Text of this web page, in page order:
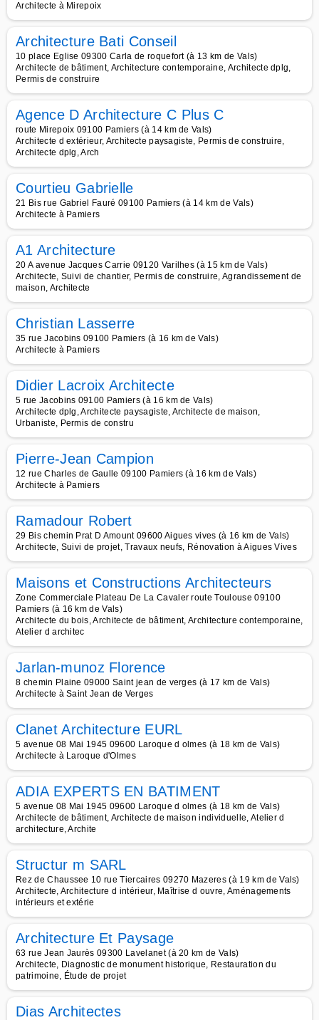
Architecte à Mirepoix
Architecture Bati Conseil
10 place Eglise 09300 Carla de roquefort (à 13 km de Vals)
Architecte de bâtiment, Architecture contemporaine, Architecte dplg,
Permis de construire
Agence D Architecture C Plus C
route Mirepoix 09100 Pamiers (à 14 km de Vals)
Architecte d extérieur, Architecte paysagiste, Permis de construire,
Architecte dplg, Arch
Courtieu Gabrielle
21 Bis rue Gabriel Fauré 09100 Pamiers (à 14 km de Vals)
Architecte à Pamiers
A1 Architecture
20 A avenue Jacques Carrie 09120 Varilhes (à 15 km de Vals)
Architecte, Suivi de chantier, Permis de construire, Agrandissement de
maison, Architecte
Christian Lasserre
35 rue Jacobins 09100 Pamiers (à 16 km de Vals)
Architecte à Pamiers
Didier Lacroix Architecte
5 rue Jacobins 09100 Pamiers (à 16 km de Vals)
Architecte dplg, Architecte paysagiste, Architecte de maison,
Urbaniste, Permis de constru
Pierre-Jean Campion
12 rue Charles de Gaulle 09100 Pamiers (à 16 km de Vals)
Architecte à Pamiers
Ramadour Robert
29 Bis chemin Prat D Amount 09600 Aigues vives (à 16 km de Vals)
Architecte, Suivi de projet, Travaux neufs, Rénovation à Aigues Vives
Maisons et Constructions Architecteurs
Zone Commerciale Plateau De La Cavaler route Toulouse 09100
Pamiers (à 16 km de Vals)
Architecte du bois, Architecte de bâtiment, Architecture contemporaine,
Atelier d architec
Jarlan-munoz Florence
8 chemin Plaine 09000 Saint jean de verges (à 17 km de Vals)
Architecte à Saint Jean de Verges
Clanet Architecture EURL
5 avenue 08 Mai 1945 09600 Laroque d olmes (à 18 km de Vals)
Architecte à Laroque d'Olmes
ADIA EXPERTS EN BATIMENT
5 avenue 08 Mai 1945 09600 Laroque d olmes (à 18 km de Vals)
Architecte de bâtiment, Architecte de maison individuelle, Atelier d
architecture, Archite
Structur m SARL
Rez de Chaussee 10 rue Tiercaires 09270 Mazeres (à 19 km de Vals)
Architecte, Architecture d intérieur, Maîtrise d ouvre, Aménagements
intérieurs et extérie
Architecture Et Paysage
63 rue Jean Jaurès 09300 Lavelanet (à 20 km de Vals)
Architecte, Diagnostic de monument historique, Restauration du
patrimoine, Étude de projet
Dias Architectes